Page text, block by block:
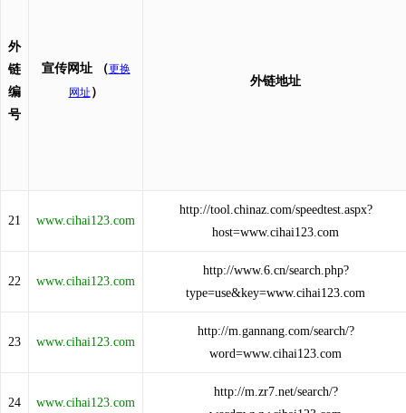
外
链
编
号
宣传网址 （更换
网址 ）
外链地址
21 www.cihai123.com
http://tool.chinaz.com/speedtest.aspx?
host=www.cihai123.com
22 www.cihai123.com
http://www.6.cn/search.php?
type=use&key=www.cihai123.com
23 www.cihai123.com
http://m.gannang.com/search/?
word=www.cihai123.com
24 www.cihai123.com
http://m.zr7.net/search/?